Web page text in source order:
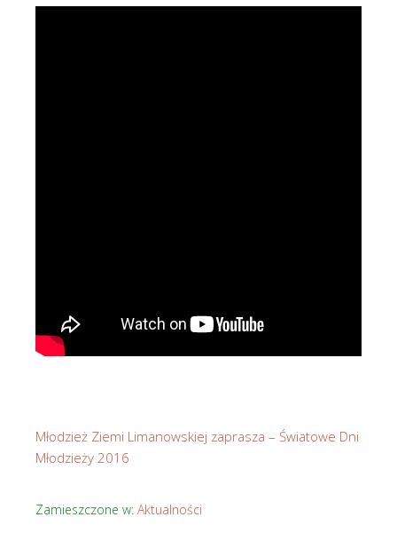
Młodzież Ziemi Limanowskiej zaprasza – Światowe Dni
Młodzieży 2016
Zamieszczone w: Aktualności